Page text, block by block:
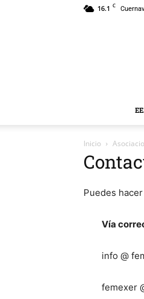
16.1 C
Inicio
Puedes
Vía
info @
femexer